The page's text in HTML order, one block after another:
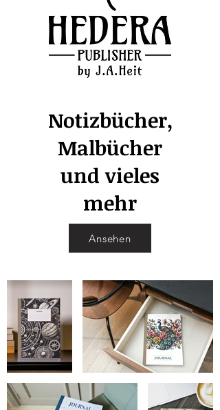
Notizbücher,
Malbücher
und vieles
mehr
Ansehen